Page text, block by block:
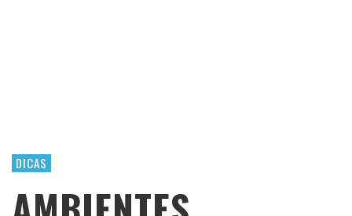
DICAS